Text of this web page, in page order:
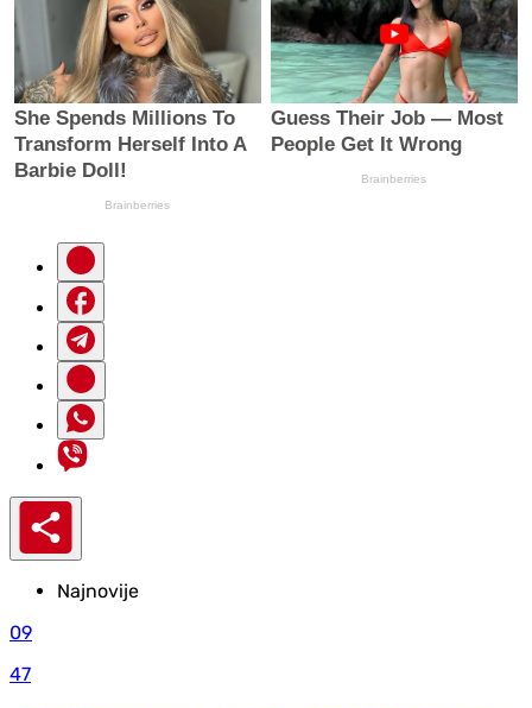
Najnovije
09
47